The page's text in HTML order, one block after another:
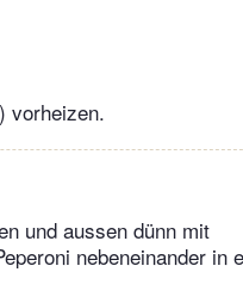
vorheizen.
und aussen dünn mit
nebeneinander in